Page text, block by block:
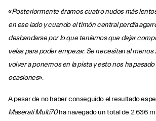
«Posteriormente éramos cuatro nudos más
en ese lado y cuando el timón central perdía
desbandarse por lo que teníamos que dejar
velas para poder empezar. Se necesitan al
volver a ponernos en la pista y esto nos ha
ocasiones».
A pesar de no haber conseguido el resultado
Maserati Multi70ha navegado un total de 2.636